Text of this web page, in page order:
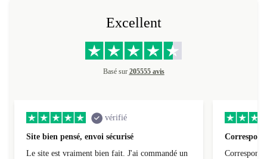
Excellent
Basé sur 205555 avis
vérifié
Site bien pensé, envoi sécurisé
Le site est vraiment bien fait. J'ai commandé un
Correspond